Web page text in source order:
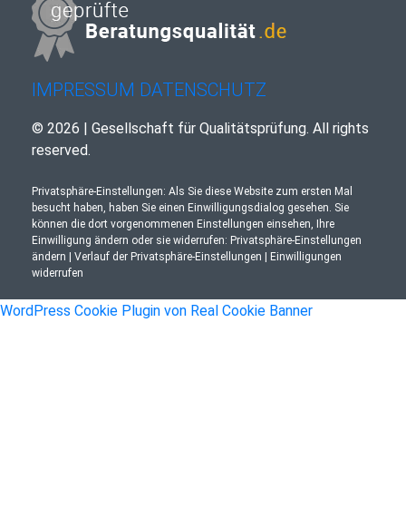
IMPRESSUM DATENSCHUTZ
© 2026 | Gesellschaft für Qualitätsprüfung. All rights
reserved.
Privatsphäre-Einstellungen: Als Sie diese Website zum ersten Mal
besucht haben, haben Sie einen Einwilligungsdialog gesehen. Sie
können die dort vorgenommenen Einstellungen einsehen, Ihre
Einwilligung ändern oder sie widerrufen: Privatsphäre-Einstellungen
ändern
Verlauf der Privatsphäre-Einstellungen
Einwilligungen
widerrufen
WordPress Cookie Plugin von Real Cookie Banner